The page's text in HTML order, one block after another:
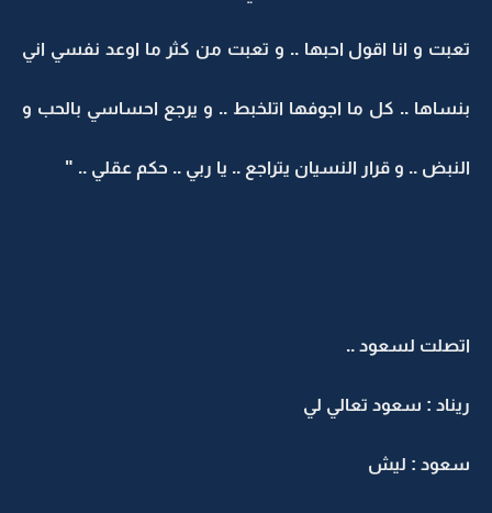
تعبت و انا اقول احبها .. و تعبت من كثر ما اوعد نفسي اني
بنساها .. كل ما اجوفها اتلخبط .. و يرجع احساسي بالحب و
النبض .. و قرار النسيان يتراجع .. يا ربي .. حكم عقلي .. "
اتصلت لسعود ..
ريناد : سعود تعالي لي
سعود : ليش